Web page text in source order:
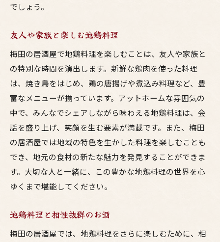
でしょう。
友人や家族と楽しむ地鶏料理
梅田の居酒屋で地鶏料理を楽しむことは、友人や家族と
の特別な時間を演出します。新鮮な鶏肉を使った料理
は、焼き鳥をはじめ、鶏の唐揚げや煮込み料理など、豊
富なメニューが揃っています。アットホームな雰囲気の
中で、みんなでシェアしながら味わえる地鶏料理は、会
話を盛り上げ、笑顔を生む要素が満載です。また、梅田
の居酒屋では地域の特色を生かした料理を楽しむことも
でき、地元の食材の新たな魅力を発見することができま
す。大切な人と一緒に、この豊かな地鶏料理の世界を心
ゆくまで堪能してください。
地鶏料理と相性抜群のお酒
梅田の居酒屋では、地鶏料理をさらに楽しむために、相